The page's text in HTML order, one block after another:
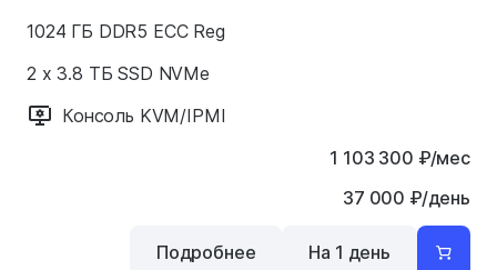
1024 ГБ DDR5 ECC Reg
2 x 3.8 ТБ SSD NVMe
Консоль KVM/IPMI
1 103 300 ₽/мес
37 000 ₽/день
Подробнее На 1 день